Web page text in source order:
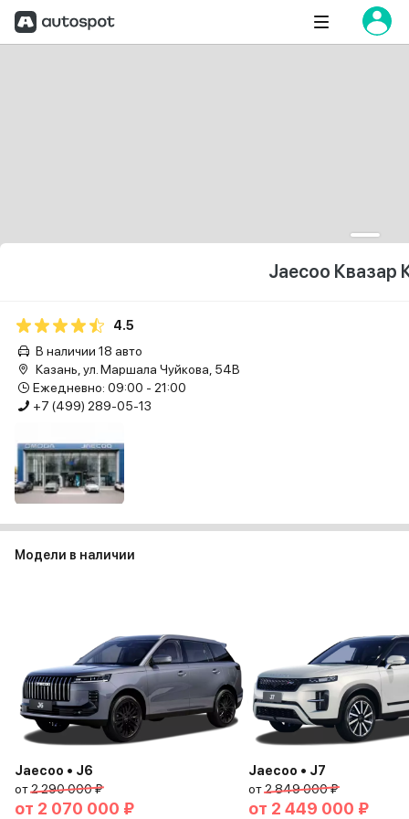
Jaecoo Квазар
4.5
В наличии 18 авто
Казань, ул. Маршала Чуйкова, 54В
Ежедневно: 09:00 - 21:00
+7 (499) 289-05-13
Модели в наличии
Jaecoo • J6
от2 290 000 ₽
от 2 070 000 ₽
Jaecoo • J7
от2 849 000 ₽
от 2 449 000 ₽